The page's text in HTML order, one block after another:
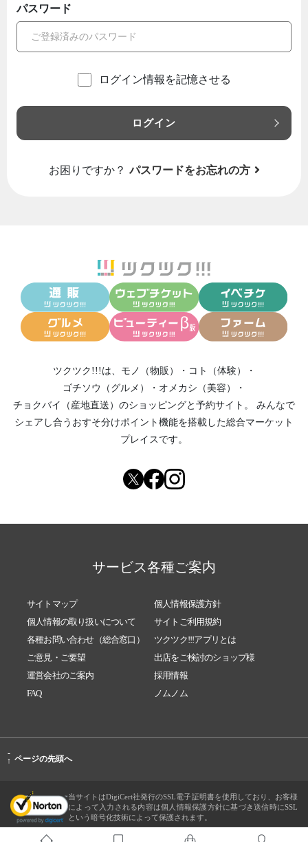
パスワード
ログイン情報を記憶させる
ログイン
お困りですか？ パスワードをお忘れの方
ツクツク!!!は、 モノ（物販） ・ コト（体験）
・
ゴチソウ（グルメ）
・ オメカシ（美容）
・
チョクバイ（産地直送） のショッピングと予約サイト。
みんなで
シェアし合う おすそ分けポイント機能を搭載した総合マーケット
プレイスです。
サービス各種ご案内
サイトマップ
個人情報保護方針
個人情報の取り扱いについて
サイトご利用規約
各種お問い合わせ（総合窓口）
ツクツク!!!アプリとは
ご意見・ご要望
出店をご検討のショップ様
運営会社のご案内
採用情報
FAQ
ノムノム
-
↑ ページの先頭へ
当サイトはDigiCert社発行のSSL電子証明書を使用しており、お客様
によって入力される内容は個人情報保護方針に基づき送信時にSSL
という暗号化技術によって保護されます。